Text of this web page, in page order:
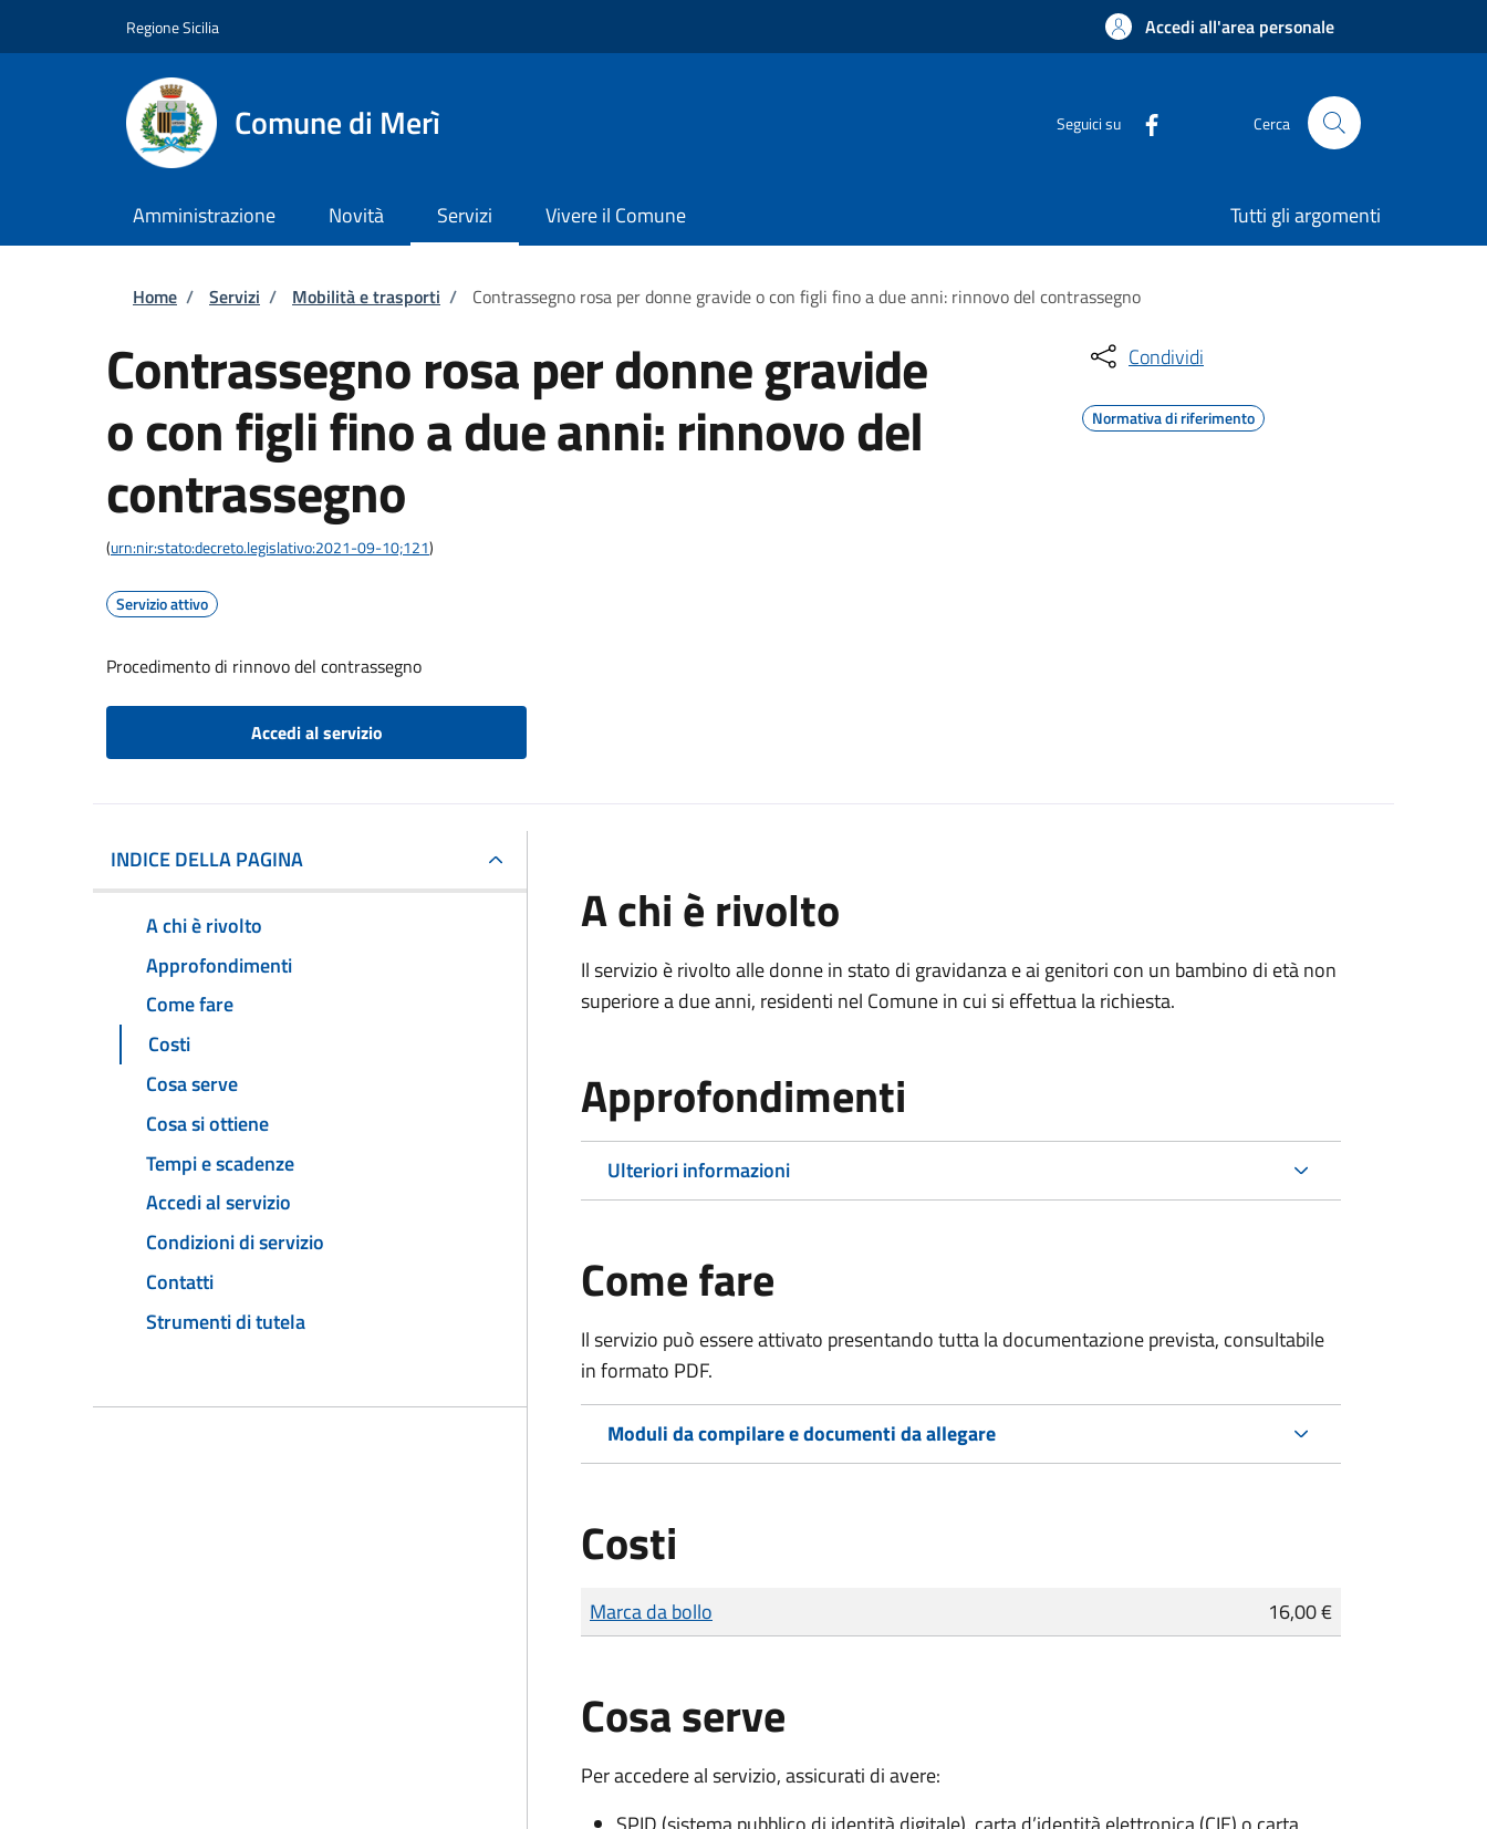
Regione Sicilia Accedi all'area personale
Comune di Merì Seguici su Cerca
Amministrazione Novità Servizi Vivere il Comune Tutti gli argomenti
Briciole di pane
Home / Servizi / Mobilità e trasporti / Contrassegno rosa per donne gravide o con figli fino a due anni: rinnovo del contrassegno
Contrassegno rosa per donne gravide
o con figli fino a due anni: rinnovo del
contrassegno
(urn:nir:stato:decreto.legislativo:2021-09-10;121)
Servizio attivo
Procedimento di rinnovo del contrassegno
Accedi al servizio
Condividi
Normativa di riferimento
INDICE DELLA PAGINA
A chi è rivolto
Approfondimenti
Come fare
Costi
Cosa serve
Cosa si ottiene
Tempi e scadenze
Accedi al servizio
Condizioni di servizio
Contatti
Strumenti di tutela
A chi è rivolto
Il servizio è rivolto alle donne in stato di gravidanza e ai genitori con un bambino di età non
superiore a due anni, residenti nel Comune in cui si effettua la richiesta.
Approfondimenti
Ulteriori informazioni
Come fare
Il servizio può essere attivato presentando tutta la documentazione prevista, consultabile
in formato PDF.
Moduli da compilare e documenti da allegare
Costi
Tipo di pagamento
Importo
Marca da bollo 16,00 €
Cosa serve
Per accedere al servizio, assicurati di avere: